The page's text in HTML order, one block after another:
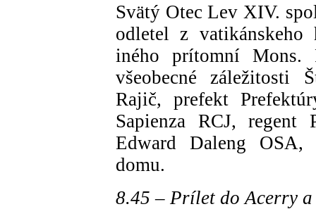
Svätý Otec Lev XIV.
odletel z
iného prítomní Mons.
všeobecné záležitosti
Rajič, prefekt
Sapienza RCJ, regent
Edward Daleng OSA,
domu.
8.45 – Prílet do Acerry